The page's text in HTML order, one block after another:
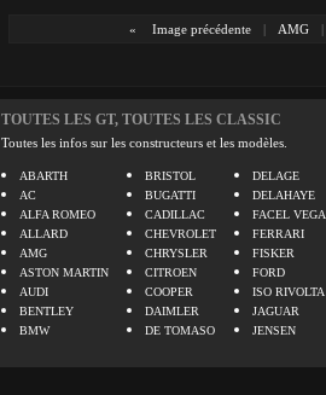
« Image précédente | AMG |
TOUTES LES GT, TOUTES LES CLASSIC
Toutes les infos sur les constructeurs et les modèles.
ABARTH
AC
ALFA ROMEO
ALLARD
AMG
ASTON MARTIN
AUDI
BENTLEY
BMW
BRISTOL
BUGATTI
CADILLAC
CHEVROLET
CHRYSLER
CITROEN
COOPER
DAIMLER
DE TOMASO
DELAGE
DELAHAYE
FACEL VEGA
FERRARI
FISKER
FORD
ISO RIVOLTA
JAGUAR
JENSEN